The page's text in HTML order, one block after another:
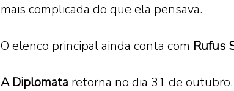
mais complicada do que ela pensava.
O elenco principal ainda conta com Rufus
A Diplomata retorna no dia 31 de outubro,